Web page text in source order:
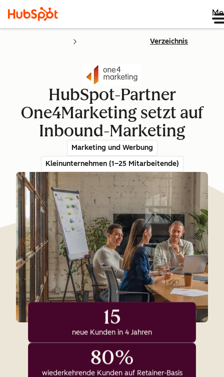
Verzeichnis
HubSpot-Partner
One4Marketing setzt auf
Inbound-Marketing
Marketing und Werbung
Kleinunternehmen (1–25 Mitarbeitende)
15
neue Kunden in 4 Jahren
80%
wiederkehrende Kunden auf Retainer-Basis